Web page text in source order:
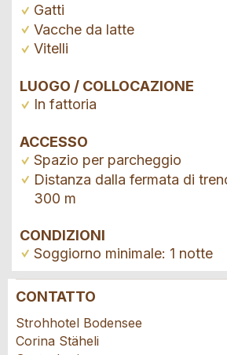
Gatti
Vacche da latte
Vitelli
LUOGO / COLLOCAZIONE
In fattoria
ACCESSO
Spazio per parcheggio
Distanza dalla fermata di
300 m
CONDIZIONI
Soggiorno minimale: 1 notte
Contestare l'annuncio
Consigliamo
CONTATTO
Strohhotel Bodensee
Corina Stäheli